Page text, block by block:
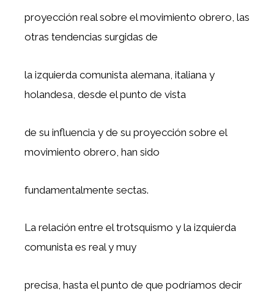
proyección real sobre el movimiento obrero, las
otras tendencias surgidas de
la izquierda comunista alemana, italiana y
holandesa, desde el punto de vista
de su influencia y de su proyección sobre el
movimiento obrero, han sido
fundamentalmente sectas.
La relación entre el trotsquismo y la izquierda
comunista es real y muy
precisa, hasta el punto de que podríamos decir